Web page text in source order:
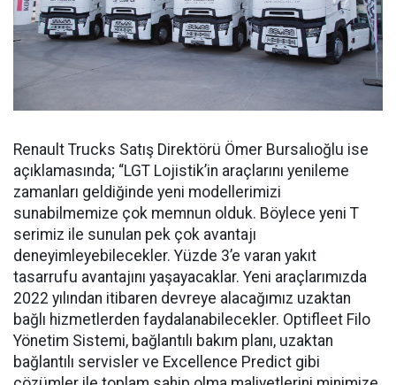
Renault Trucks Satış Direktörü Ömer Bursalıoğlu ise
açıklamasında; “LGT Lojistik’in araçlarını yenileme
zamanları geldiğinde yeni modellerimizi
sunabilmemize çok memnun olduk. Böylece yeni T
serimiz ile sunulan pek çok avantajı
deneyimleyebilecekler. Yüzde 3’e varan yakıt
tasarrufu avantajını yaşayacaklar. Yeni araçlarımızda
2022 yılından itibaren devreye alacağımız uzaktan
bağlı hizmetlerden faydalanabilecekler. Optifleet Filo
Yönetim Sistemi, bağlantılı bakım planı, uzaktan
bağlantılı servisler ve Excellence Predict gibi